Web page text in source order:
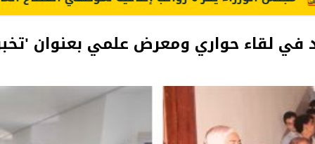
لقاء حواري ومعرض علمي بعنوان